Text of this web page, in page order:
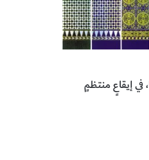
في إيقاعٍ منتظمٍ